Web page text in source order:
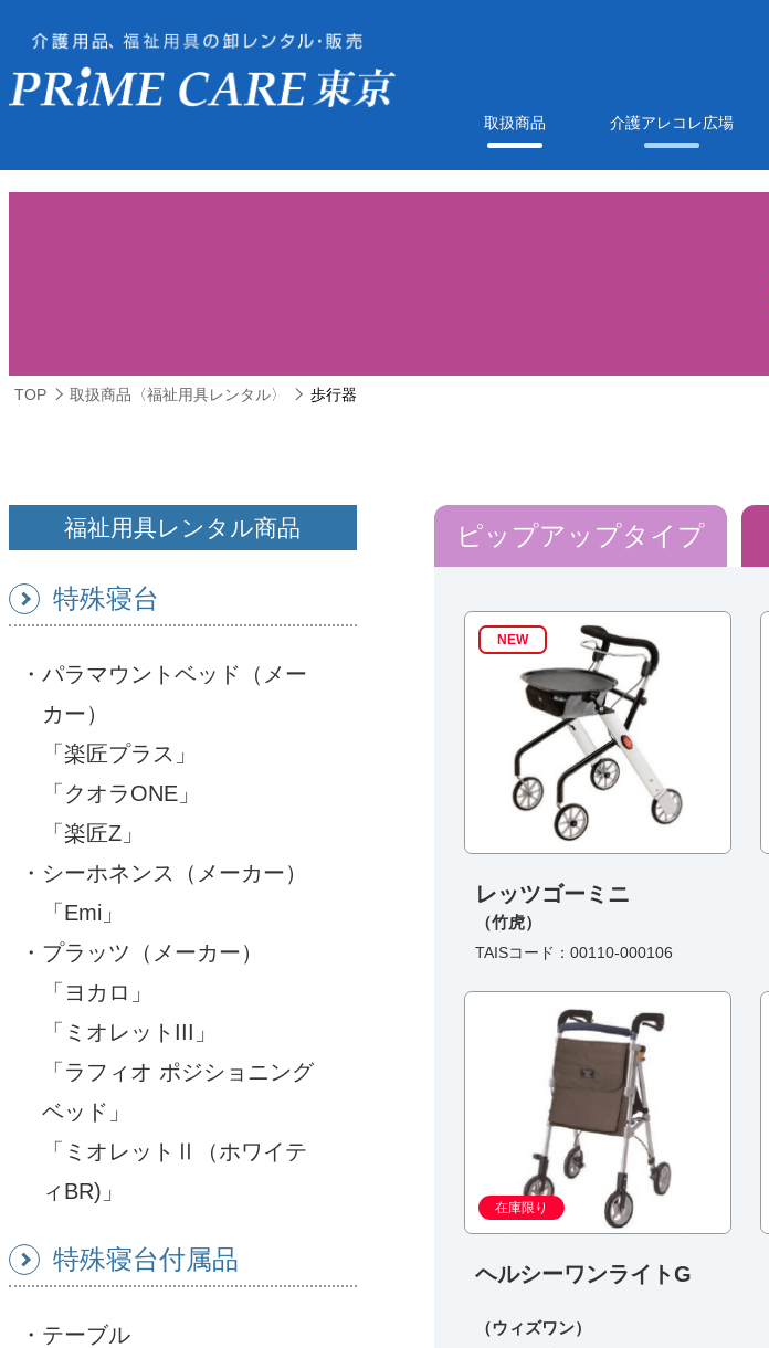
取扱商品 介護アレコレ広場
TOP 取扱商品〈福祉用具レンタル〉 歩行器
ピップアップタイプ
NEW
レッツゴーミニ
（竹虎）
TAISコード：00110-000106
在庫限り
ヘルシーワンライトG
（ウィズワン）
福祉用具レンタル商品
特殊寝台
パラマウントベッド（メー
カー）
「楽匠プラス」
「クオラONE」
「楽匠Z」
シーホネンス（メーカー）
「Emi」
プラッツ（メーカー）
「ヨカロ」
「ミオレットIII」
「ラフィオ ポジショニング
ベッド」
「ミオレットⅡ（ホワイテ
ィBR)」
特殊寝台付属品
テーブル